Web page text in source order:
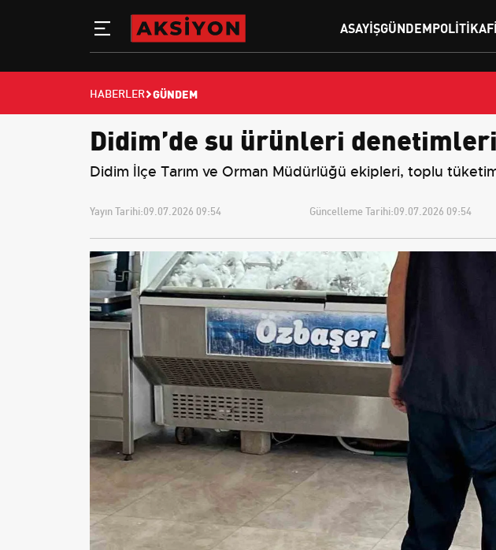
ASAYIŞGÜNDEMPOLITIKA
HABERLER GÜNDEM
Didim’de su ürünleri
Didim İlçe Tarım ve Orman Müdürlüğü ekipleri, toplu
Yayın Tarihi:09.07.2026 09:54 Güncelleme Tarihi:09.07.2026 09:54